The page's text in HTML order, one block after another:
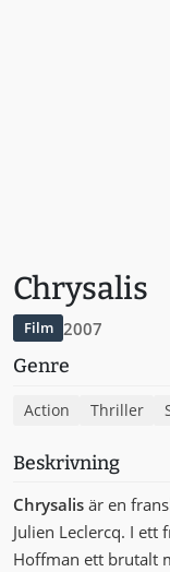
Chrysalis
Film 2007
Genre
Action Thriller
Beskrivning
Chrysalis är en
Julien Leclercq. I
Hoffman ett brutalt